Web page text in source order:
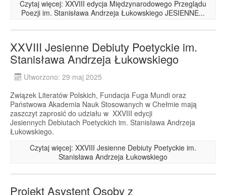
Czytaj więcej: XXVIII edycja Międzynarodowego Przeglądu
Poezji im. Stanisława Andrzeja Łukowskiego JESIENNE...
XXVIII Jesienne Debiuty Poetyckie im.
Stanisława Andrzeja Łukowskiego
Utworzono: 29 maj 2025
Związek Literatów Polskich, Fundacja Fuga Mundi oraz
Państwowa Akademia Nauk Stosowanych w Chełmie mają
zaszczyt zaprosić do udziału w XXVIII edycji
Jesiennych Debiutach Poetyckich im. Stanisława Andrzeja
Łukowskiego.
Czytaj więcej: XXVIII Jesienne Debiuty Poetyckie im.
Stanisława Andrzeja Łukowskiego
Projekt Asystent Osoby z